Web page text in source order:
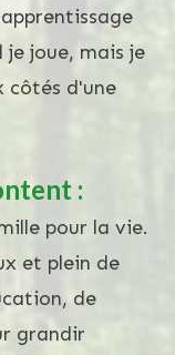
joue, mais je
côtés d'une
:
pour la vie.
et plein de
de
grandir